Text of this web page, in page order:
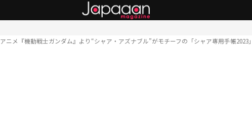
アニメ『機動戦士ガンダム』より“シャア・アズナブル”がモチーフの「シャア専用手帳2023